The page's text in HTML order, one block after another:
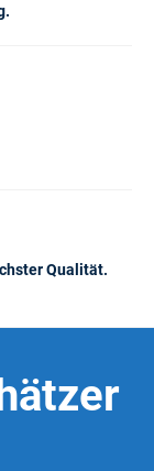
Qualität.